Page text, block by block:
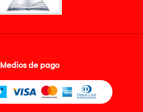
Medios de pago